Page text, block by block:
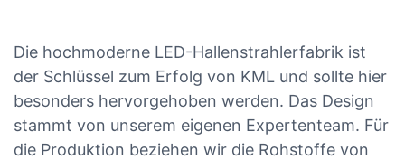
Die hochmoderne LED-Hallenstrahlerfabrik ist
der Schlüssel zum Erfolg von KML und sollte hier
besonders hervorgehoben werden. Das Design
stammt von unserem eigenen Expertenteam. Für
die Produktion beziehen wir die Rohstoffe von